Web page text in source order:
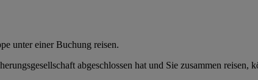
unter einer Buchung reisen.
abgeschlossen hat und Sie zusammen reisen,